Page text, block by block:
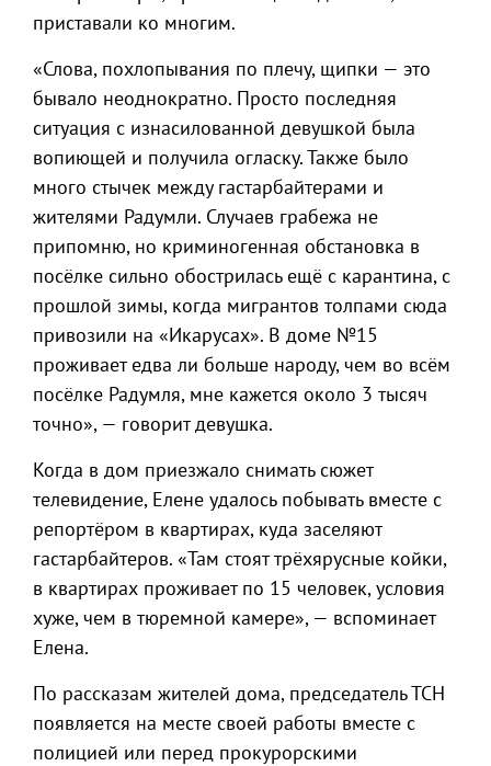
приставали ко многим.
«Слова, похлопывания по плечу, щипки — это
бывало неоднократно. Просто последняя
ситуация с изнасилованной девушкой была
вопиющей и получила огласку. Также было
много стычек между гастарбайтерами и
жителями Радумли. Случаев грабежа не
припомню, но криминогенная обстановка в
посёлке сильно обострилась ещё с карантина, с
прошлой зимы, когда мигрантов толпами сюда
привозили на «Икарусах». В доме №15
проживает едва ли больше народу, чем во всём
посёлке Радумля, мне кажется около 3 тысяч
точно», — говорит девушка.
Когда в дом приезжало снимать сюжет
телевидение, Елене удалось побывать вместе с
репортёром в квартирах, куда заселяют
гастарбайтеров. «Там стоят трёхярусные койки,
в квартирах проживает по 15 человек, условия
хуже, чем в тюремной камере», — вспоминает
Елена.
По рассказам жителей дома, председатель ТСН
появляется на месте своей работы вместе с
полицией или перед прокурорскими